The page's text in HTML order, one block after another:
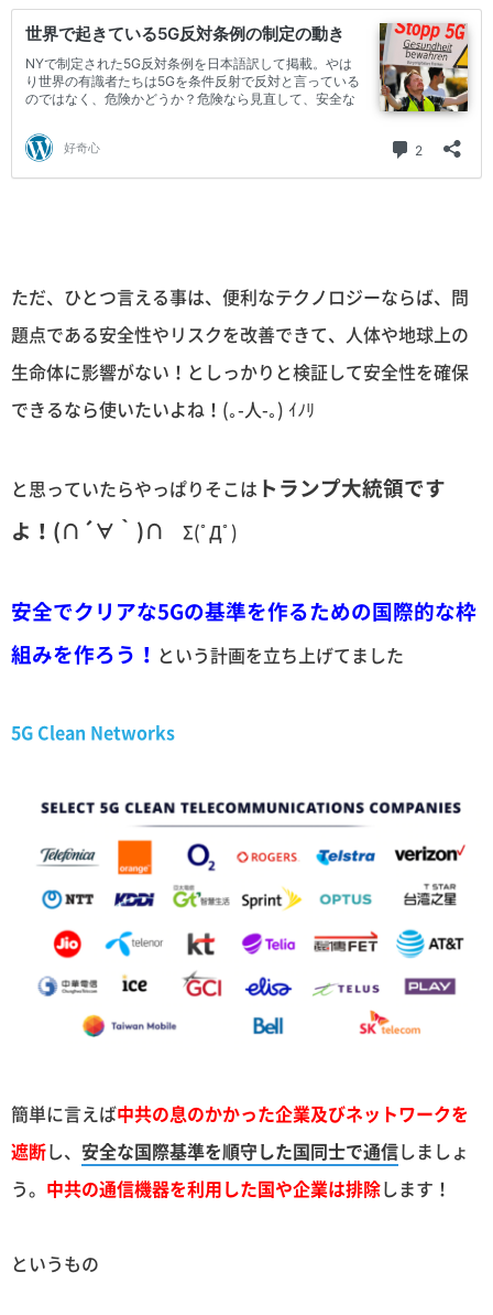
ただ、ひとつ言える事は、便利なテクノロジーならば、問
題点である安全性やリスクを改善できて、人体や地球上の
生命体に影響がない！としっかりと検証して安全性を確保
できるなら使いたいよね！(｡-人-｡) ｲﾉﾘ
と思っていたらやっぱりそこは トランプ大統領です
よ！(∩´∀｀)∩
Σ(ﾟДﾟ)
安全でクリアな5Gの基準を作るための国際的な枠
組みを作ろう！ という計画を立ち上げてました
5G Clean Networks
簡単に言えば中共の息のかかった企業及びネットワークを
遮断し、 安全な国際基準を順守した国同士で通信しましょ
う。 中共の通信機器を利用した国や企業は排除します！
というもの